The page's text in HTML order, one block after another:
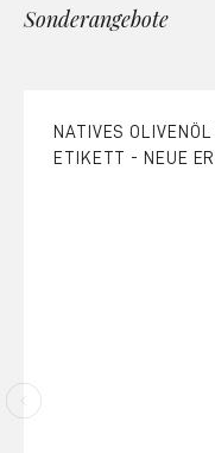
Sonderangebote
NATIVES
ETIKETT - NEUE